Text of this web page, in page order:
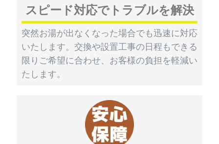
スピード対応でトラブルを解決
突然お湯が出なくなった場合でも迅速に対応
いたします。交換や設置工事の日程もできる
限りご希望に合わせ、お客様の負担を軽減い
たします。